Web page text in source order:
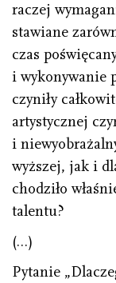
raczej
stawiane
czas
i wykonywanie
czyniły
artystycznej
i
wyższej, jak i
chodziło
talentu?
(…)
Pytanie